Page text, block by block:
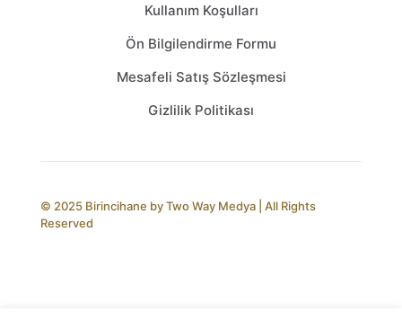
Kullanım Koşulları
Ön Bilgilendirme Formu
Mesafeli Satış Sözleşmesi
Gizlilik Politikası
© 2025 Birincihane byTwo Way Medya | All Rights
Reserved